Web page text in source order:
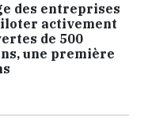
des entreprises
activement
de 500
une première